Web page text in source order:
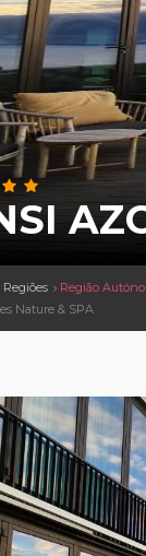
Regiões
Região
Nature & SPA